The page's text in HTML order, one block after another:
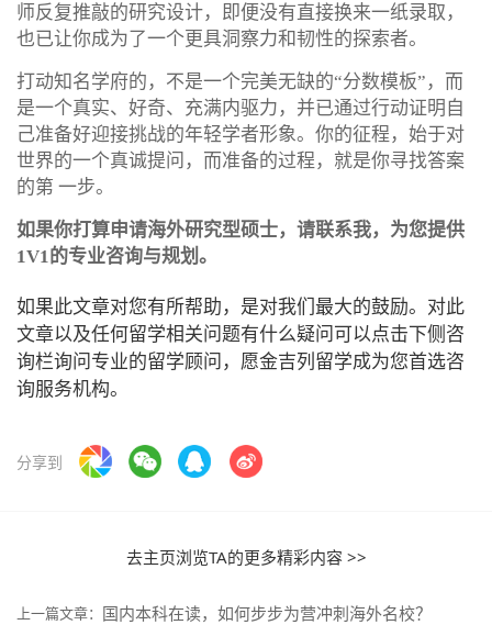
师反复推敲的研究设计，即便没有直接换来一纸录取，
也已让你成为了一个更具洞察力和韧性的探索者。
打动知名学府的，不是一个完美无缺的“分数模板”，而
是一个真实、好奇、充满内驱力，并已通过行动证明自
己准备好迎接挑战的年轻学者形象。你的征程，始于对
世界的一个真诚提问，而准备的过程，就是你寻找答案
的第 一步。
如果你打算申请海外研究型硕士，请联系我，为您提供
1V1的专业咨询与规划。
如果此文章对您有所帮助，是对我们最大的鼓励。对此
文章以及任何留学相关问题有什么疑问可以点击下侧咨
询栏询问专业的留学顾问，愿金吉列留学成为您首选咨
询服务机构。
分享到
去主页浏览TA的更多精彩内容 >>
上一篇文章： 国内本科在读，如何步步为营冲刺海外名校？